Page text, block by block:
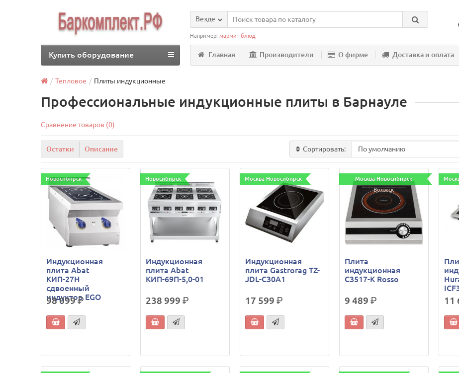
Везде
Например:мармит блюд
Главная Производители О фирме Доставка и оплата
Купить оборудование
Тепловое Плиты индукционные
Профессиональные индукционные плиты в Барнауле
Сравнение товаров (0)
Остатки Описание Сортировать:
Новосибирск
Индукционная
плита Abat
КИП-27Н
сдвоенный
индуктор EGO
98 099р.
Новосибирск
Индукционная
плита Abat
КИП-69П-5,0-01
238 999р.
Москва Новосибирск
Индукционная
плита Gastrorag TZ-
JDL-C30A1
17 599р.
Москва Новосибирск
Волжск
Плита
индукционная
C3517-K Rosso
9 489 р. 11